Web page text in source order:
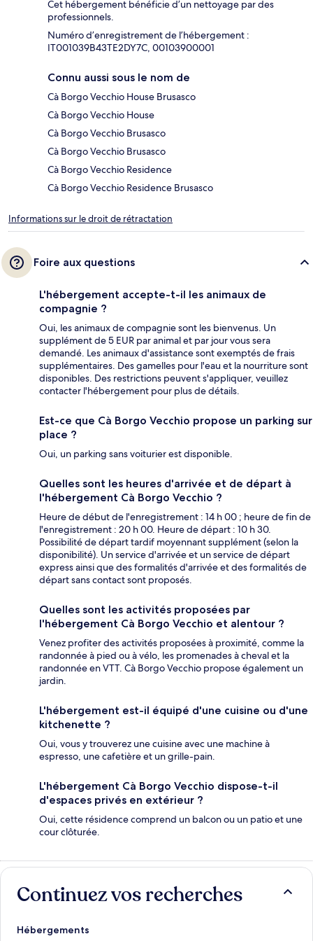
Cet hébergement bénéficie d’un nettoyage par des
professionnels.
Numéro d’enregistrement de l’hébergement :
IT001039B43TE2DY7C, 00103900001
Connu aussi sous le nom de
Cà Borgo Vecchio House Brusasco
Cà Borgo Vecchio House
Cà Borgo Vecchio Brusasco
Cà Borgo Vecchio Brusasco
Cà Borgo Vecchio Residence
Cà Borgo Vecchio Residence Brusasco
Informations sur le droit de rétractation
Foire aux questions
L'hébergement accepte-t-il les animaux de
compagnie ?
Oui, les animaux de compagnie sont les bienvenus. Un
supplément de 5 EUR par animal et par jour vous sera
demandé. Les animaux d'assistance sont exemptés de frais
supplémentaires. Des gamelles pour l'eau et la nourriture sont
disponibles. Des restrictions peuvent s'appliquer, veuillez
contacter l'hébergement pour plus de détails.
Est-ce que Cà Borgo Vecchio propose un parking sur
place ?
Oui, un parking sans voiturier est disponible.
Quelles sont les heures d'arrivée et de départ à
l'hébergement Cà Borgo Vecchio ?
Heure de début de l'enregistrement : 14 h 00 ; heure de fin de
l'enregistrement : 20 h 00. Heure de départ : 10 h 30.
Possibilité de départ tardif moyennant supplément (selon la
disponibilité). Un service d'arrivée et un service de départ
express ainsi que des formalités d'arrivée et des formalités de
départ sans contact sont proposés.
Quelles sont les activités proposées par
l'hébergement Cà Borgo Vecchio et alentour ?
Venez profiter des activités proposées à proximité, comme la
randonnée à pied ou à vélo, les promenades à cheval et la
randonnée en VTT. Cà Borgo Vecchio propose également un
jardin.
L'hébergement est-il équipé d'une cuisine ou d'une
kitchenette ?
Oui, vous y trouverez une cuisine avec une machine à
espresso, une cafetière et un grille-pain.
L'hébergement Cà Borgo Vecchio dispose-t-il
d'espaces privés en extérieur ?
Oui, cette résidence comprend un balcon ou un patio et une
cour clôturée.
Continuez vos recherches
Hébergements